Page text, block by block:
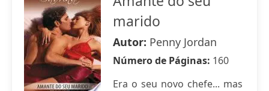
marido
Autor: Penny Jordan
Número de Páginas: 160
Era o seu novo chefe... mas